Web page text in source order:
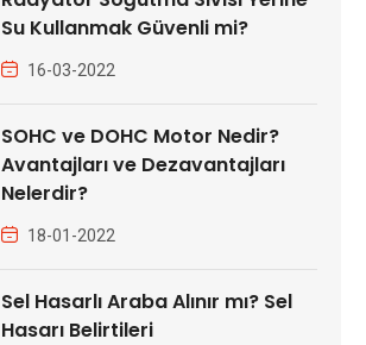
Su Kullanmak Güvenli mi?
16-03-2022
SOHC ve DOHC Motor Nedir?
Avantajları ve Dezavantajları
Nelerdir?
18-01-2022
Sel Hasarlı Araba Alınır mı? Sel
Hasarı Belirtileri